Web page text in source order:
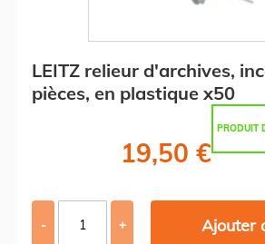
LEITZ relieur d'archives,
pièces, en plastique x50
PRODUIT
19,50 €
- + Ajouter